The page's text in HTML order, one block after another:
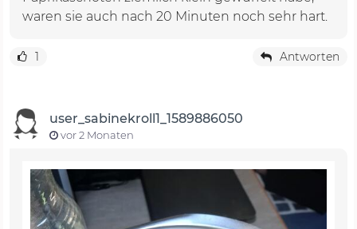
waren sie auch nach 20 Minuten noch sehr hart.
1 Antworten
user_sabinekroll1_1589886050
vor 2 Monaten